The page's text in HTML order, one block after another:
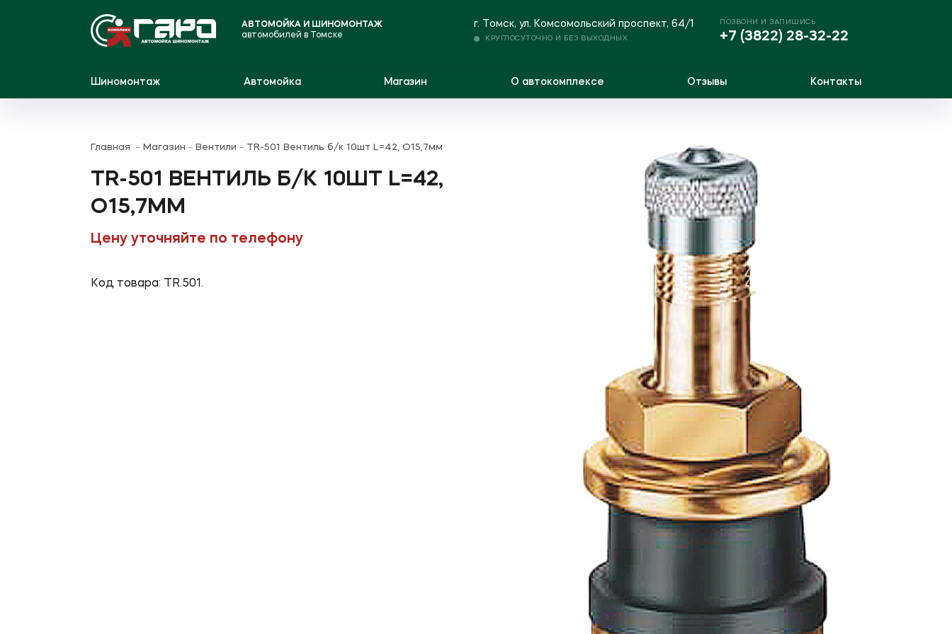
АВТОМОЙКА И ШИНОМОНТАЖ
автомобилей в Томске
г. Томск, ул. Комсомольский проспект, 64/1
КРУГЛОСУТОЧНО И БЕЗ ВЫХОДНЫХ
ПОЗВОНИ И ЗАПИШИСЬ
+7 (3822) 28-32-22
Шиномонтаж Автомойка Магазин О автокомплексе Отзывы Контакты
Главная Магазин Вентили TR-501 Вентиль б/к 10шт L=42, O15,7мм
TR-501 ВЕНТИЛЬ Б/К 10ШТ L=42,
O15,7ММ
Цену уточняйте по телефону
Код товара: TR.501.